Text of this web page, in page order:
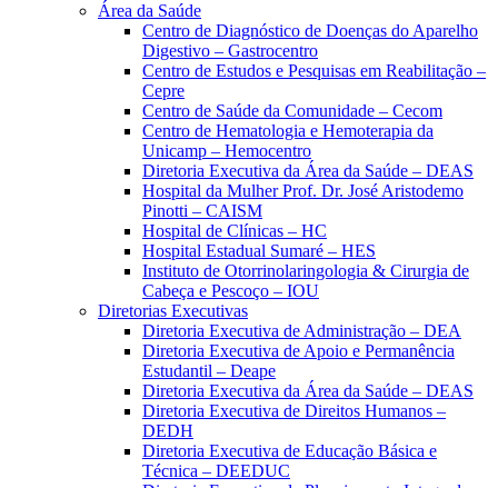
Área da Saúde
Centro de Diagnóstico de Doenças do Aparelho
Digestivo – Gastrocentro
Centro de Estudos e Pesquisas em Reabilitação –
Cepre
Centro de Saúde da Comunidade – Cecom
Centro de Hematologia e Hemoterapia da
Unicamp – Hemocentro
Diretoria Executiva da Área da Saúde – DEAS
Hospital da Mulher Prof. Dr. José Aristodemo
Pinotti – CAISM
Hospital de Clínicas – HC
Hospital Estadual Sumaré – HES
Instituto de Otorrinolaringologia & Cirurgia de
Cabeça e Pescoço – IOU
Diretorias Executivas
Diretoria Executiva de Administração – DEA
Diretoria Executiva de Apoio e Permanência
Estudantil – Deape
Diretoria Executiva da Área da Saúde – DEAS
Diretoria Executiva de Direitos Humanos –
DEDH
Diretoria Executiva de Educação Básica e
Técnica – DEEDUC